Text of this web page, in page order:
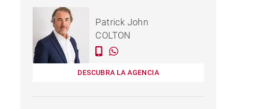
Patrick John
COLTON
DESCUBRA LA AGENCIA